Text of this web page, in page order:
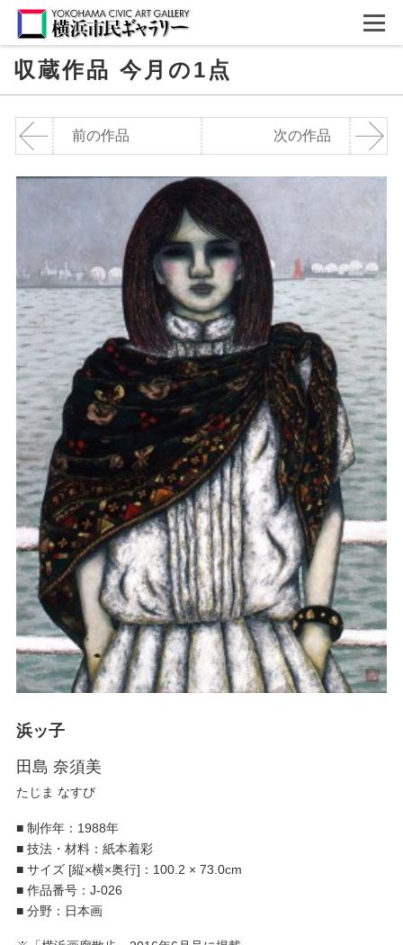
収蔵作品 今月の1点
前の作品 次の作品
浜ッ子
田島 奈須美
たじま なすび
■ 制作年：1988年
■ 技法・材料：紙本着彩
■ サイズ [縦×横×奥行]：100.2 × 73.0cm
■ 作品番号：J-026
■ 分野：日本画